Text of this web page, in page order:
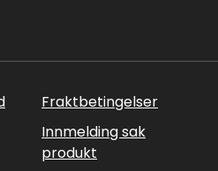
Fraktbetingelser
Innmelding sak
produkt